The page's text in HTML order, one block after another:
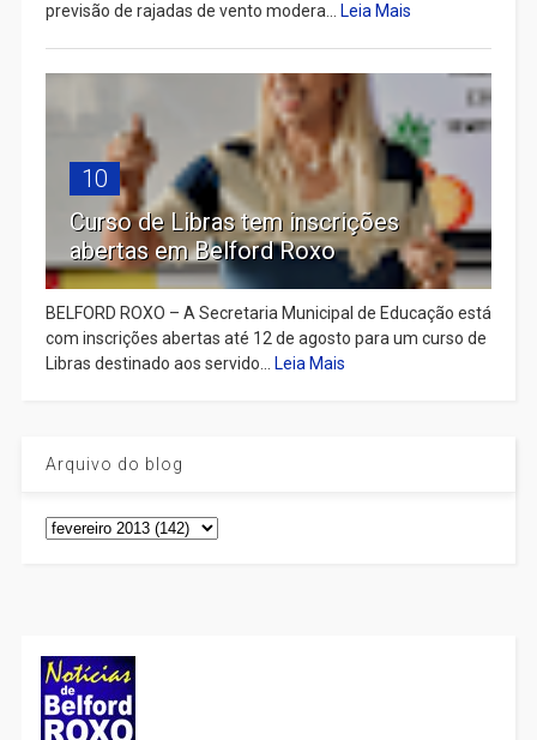
previsão de rajadas de vento modera...
Leia Mais
10
Curso de Libras tem inscrições
abertas em Belford Roxo
BELFORD ROXO – A Secretaria Municipal de Educação está
com inscrições abertas até 12 de agosto para um curso de
Libras destinado aos servido...
Leia Mais
Arquivo do blog